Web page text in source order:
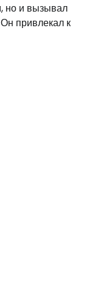
но и вызывал
привлекал к